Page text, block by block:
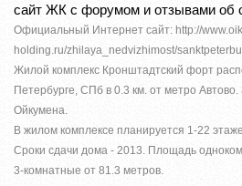
сайт ЖК с форумом и отзывами об
Официальный Интернет сайт: http://
holding.ru/zhilaya_nedvizhimost/
Жилой комплекс Кронштадтский форт
Петербурге, СПб в 0.3 км. от метро
Ойкумена.
В жилом комплексе планируется 1-22
Сроки сдачи дома - 2013. Площадь
3-комнатные от 81.3 метров.